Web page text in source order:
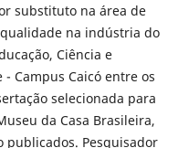
substituto na área de
na indústria do
Ciência e
Campus Caicó entre os
selecionada para
da Casa Brasileira,
publicados. Pesquisador